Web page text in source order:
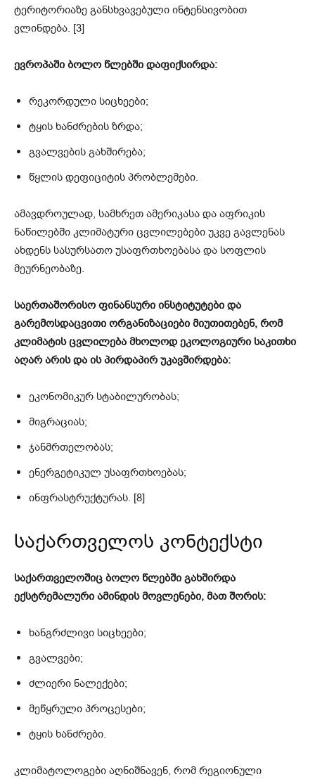
ტერიტორიაზე განსხვავებული ინტენსივობით
ვლინდება. [3]
ევროპაში ბოლო წლებში დაფიქსირდა:
რეკორდული სიცხეები;
ტყის ხანძრების ზრდა;
გვალვების გახშირება;
წყლის დეფიციტის პრობლემები.
ამავდროულად, სამხრეთ ამერიკასა და აფრიკის
ნაწილებში კლიმატური ცვლილებები უკვე გავლენას
ახდენს სასურსათო უსაფრთხოებასა და სოფლის
მეურნეობაზე.
საერთაშორისო ფინანსური ინსტიტუტები და
გარემოსდაცვითი ორგანიზაციები მიუთითებენ, რომ
კლიმატის ცვლილება მხოლოდ ეკოლოგიური საკითხი
აღარ არის და ის პირდაპირ უკავშირდება:
ეკონომიკურ სტაბილურობას;
მიგრაციას;
ჯანმრთელობას;
ენერგეტიკულ უსაფრთხოებას;
ინფრასტრუქტურას. [8]
საქართველოს კონტექსტი
საქართველოშიც ბოლო წლებში გახშირდა
ექსტრემალური ამინდის მოვლენები, მათ შორის:
ხანგრძლივი სიცხეები;
გვალვები;
ძლიერი ნალექები;
მეწყრული პროცესები;
ტყის ხანძრები.
კლიმატოლოგები აღნიშნავენ, რომ რეგიონული